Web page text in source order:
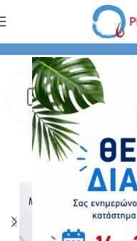
Έγχυσης Ινσουλίνης